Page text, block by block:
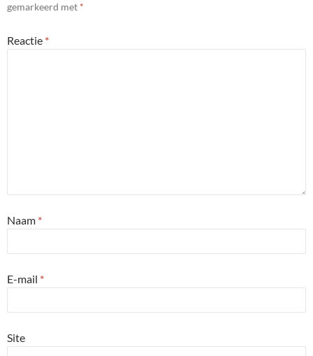
gemarkeerd met *
Reactie *
Naam *
E-mail *
Site